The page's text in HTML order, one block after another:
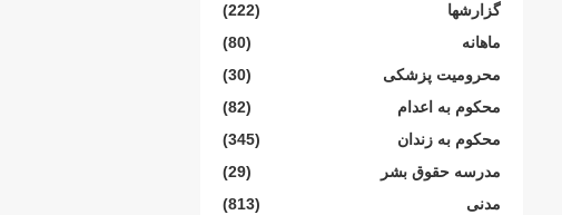
گزارشها
(222)
ماهانە
(80)
محرومیت پزشکی
(30)
محکوم بە اعدام
(82)
محکوم بە زندان
(345)
مدرسە حقوق بشر
(29)
مدنی
(813)